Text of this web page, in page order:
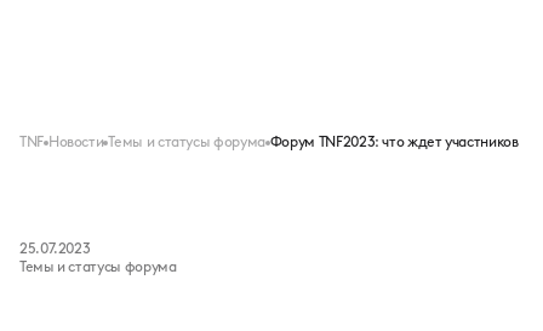
TNF Новости Темы и статусы форума Форум TNF2023: что ждет участников
25.07.2023
Темы и статусы форума